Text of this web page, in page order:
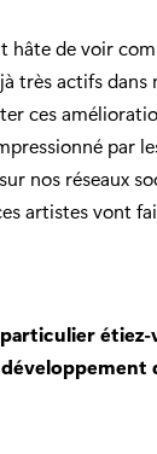
hâte de voir
très actifs dans
ces
par
nos réseaux
artistes vont
étiez-